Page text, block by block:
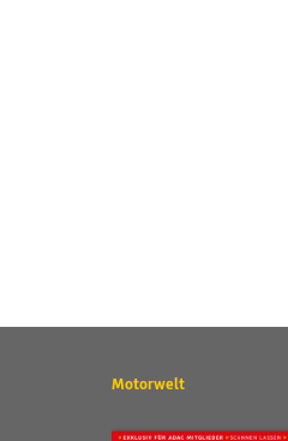
Motorwelt